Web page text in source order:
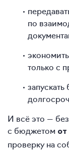
по
только с
И всё это —
с бюджетом
проверку на